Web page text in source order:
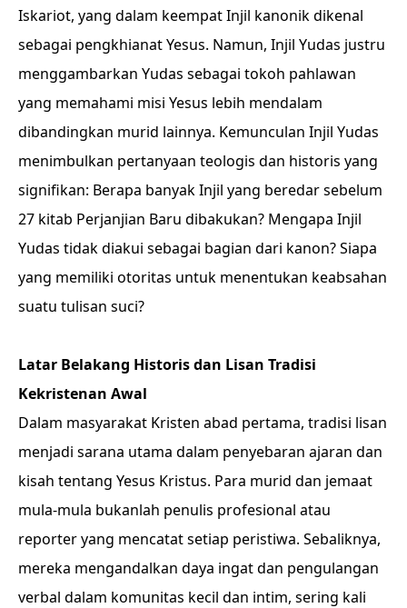
Iskariot, yang dalam keempat Injil kanonik dikenal
sebagai pengkhianat Yesus. Namun, Injil Yudas justru
menggambarkan Yudas sebagai tokoh pahlawan
yang memahami misi Yesus lebih mendalam
dibandingkan murid lainnya. Kemunculan Injil Yudas
menimbulkan pertanyaan teologis dan historis yang
signifikan: Berapa banyak Injil yang beredar sebelum
27 kitab Perjanjian Baru dibakukan? Mengapa Injil
Yudas tidak diakui sebagai bagian dari kanon? Siapa
yang memiliki otoritas untuk menentukan keabsahan
suatu tulisan suci?
Latar Belakang Historis dan Lisan Tradisi
Kekristenan Awal
Dalam masyarakat Kristen abad pertama, tradisi lisan
menjadi sarana utama dalam penyebaran ajaran dan
kisah tentang Yesus Kristus. Para murid dan jemaat
mula-mula bukanlah penulis profesional atau
reporter yang mencatat setiap peristiwa. Sebaliknya,
mereka mengandalkan daya ingat dan pengulangan
verbal dalam komunitas kecil dan intim, sering kali